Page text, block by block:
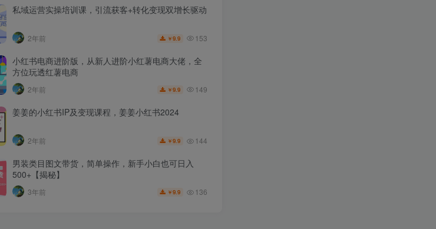
私域运营实操培训课，引流获客+转化变现双增长驱动
2年前 ￥9.9 153
小红书电商进阶版，从新人进阶小红薯电商大佬，全
方位玩透红薯电商
2年前 ￥9.9 149
姜姜的小红书IP及变现课程，姜姜小红书2024
2年前 ￥9.9 144
男装类目图文带货，简单操作，新手小白也可日入
500+【揭秘】
3年前 ￥9.9 136